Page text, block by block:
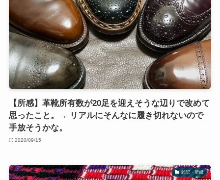
【所感】革靴所有数が20足を迎えそうな辺りで改めて
思ったこと。→ リアルにそんなに履き切れないので
手放そうかな。
2020/09/15
雑記・所感